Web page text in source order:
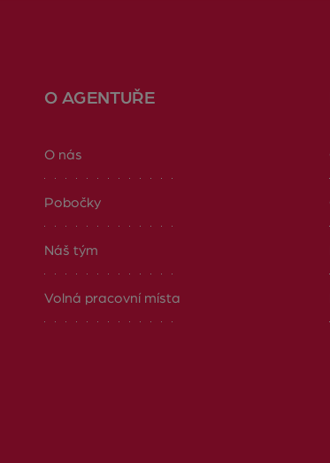
O AGENTUŘE
O nás
Pobočky
Náš tým
Volná pracovní místa